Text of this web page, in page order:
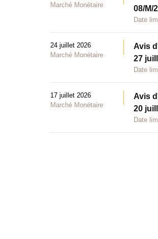
Marché Monétaire
08/M/
Date
24 juillet 2026
Marché Monétaire
Avis
27
Date
17 juillet 2026
Marché Monétaire
Avis
20
Date